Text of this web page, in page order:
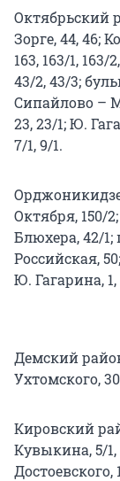
Октябрьский
Зорге, 44, 46;
163, 163/1, 163/
43/2, 43/3;
Сипайлово –
23, 23/1; Ю.
7/1, 9/1.
Октября, 150/
Блюхера, 42/1;
Российская,
Ю. Гагарина, 1,
Демский
Ухтомского,
Кировский
Кувыкина, 5/1,
Достоевского,